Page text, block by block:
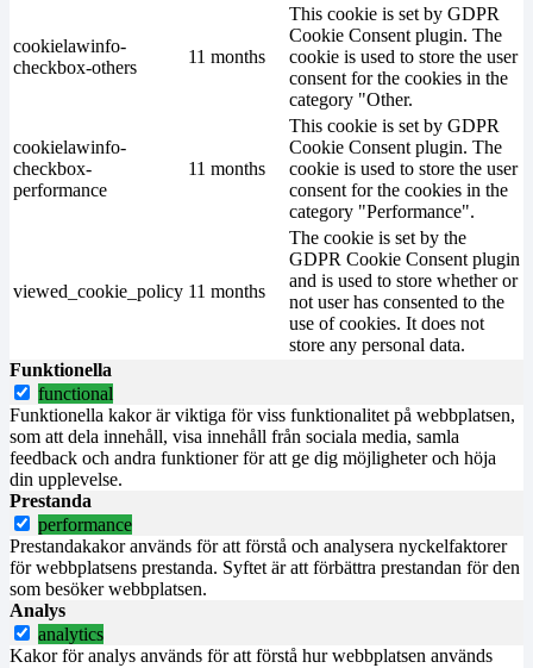
cookielawinfo-
checkbox-others
11 months
This cookie is set by GDPR
Cookie Consent plugin. The
cookie is used to store the user
consent for the cookies in the
category "Other.
cookielawinfo-
checkbox-
performance
11 months
This cookie is set by GDPR
Cookie Consent plugin. The
cookie is used to store the user
consent for the cookies in the
category "Performance".
viewed_cookie_policy 11 months
The cookie is set by the
GDPR Cookie Consent plugin
and is used to store whether or
not user has consented to the
use of cookies. It does not
store any personal data.
Funktionella
functional
Funktionella kakor är viktiga för viss funktionalitet på webbplatsen,
som att dela innehåll, visa innehåll från sociala media, samla
feedback och andra funktioner för att ge dig möjligheter och höja
din upplevelse.
Prestanda
performance
Prestandakakor används för att förstå och analysera nyckelfaktorer
för webbplatsens prestanda. Syftet är att förbättra prestandan för den
som besöker webbplatsen.
Analys
analytics
Kakor för analys används för att förstå hur webbplatsen används